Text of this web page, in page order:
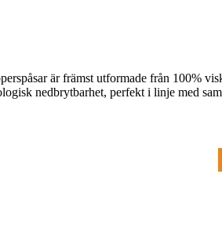
är främst utformade från 100%
nedbrytbarhet, perfekt i linje med